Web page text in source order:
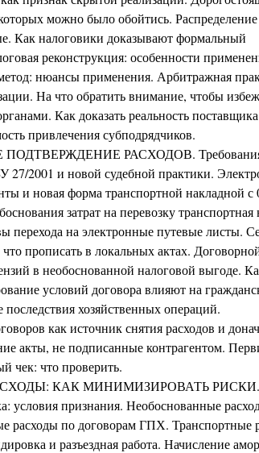
можно было обойтись. Распределение
Как налоговики доказывают формальный
реконструкция: особенности
нюансы применения. Арбитражная
На что обратить внимание, чтобы
Как доказать реальность
привлечения субподрядчиков.
РАСХОДОВ.
27/2001 и новой судебной практики.
и новая форма транспортной накладной с
затрат на перевозку транспортная
перехода на электронные путевые листы.
прописать в локальных актах.
в необоснованной налоговой выгоде.
условий договора влияют на
хозяйственных операций.
как источник снятия расходов и
акты, не подписанные контрагентом.
чек: что проверить.
КАК МИНИМИЗИРОВАТЬ РИСКИ.
условия признания. Необоснованные
расходы по договорам ГПХ. Транспортные
и разъездная работа. Начисление